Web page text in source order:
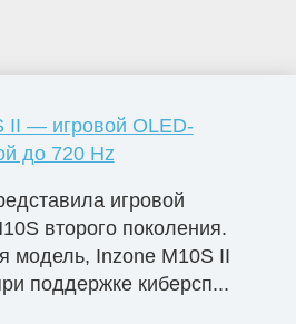
II — игровой OLED-
до 720 Hz
игровой
второго поколения.
модель, Inzone M10S II
поддержке киберсп...